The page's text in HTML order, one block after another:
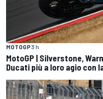
MOTOGP3 h
MotoGP | Silverstone,
Ducati più a loro agio con